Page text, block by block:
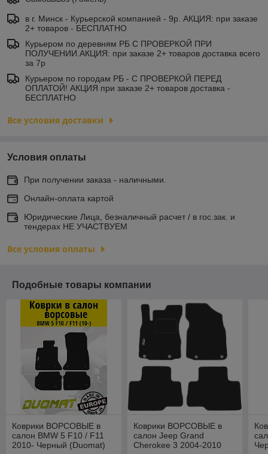
в г. Минск - Курьерской компанией - 9р. АКЦИЯ: при заказе
2+ товаров - БЕСПЛАТНО
Курьером по деревням РБ С ПРОВЕРКОЙ ПРИ
ПОЛУЧЕНИИ.АКЦИЯ: при заказе 2+ товаров доставка всего
за 7р
Курьером по городам РБ - С ПРОВЕРКОЙ ПЕРЕД
ОПЛАТОЙ! АКЦИЯ при заказе 2+ товаров доставка -
БЕСПЛАТНО
Все условия доставки
Условия оплаты
При получении заказа - наличными.
Онлайн-оплата картой
Юридические Лица, безналичный расчет / в гос.зак. и
тендерах НЕ УЧАСТВУЕМ
Все условия оплаты
Подобные товары компании
Коврики ВОРСОВЫЕ в
салон BMW 5 F10 / F11
2010- Черный (Duomat)
Коврики ВОРСОВЫЕ в
салон Jeep Grand
Cherokee 3 2004-2010